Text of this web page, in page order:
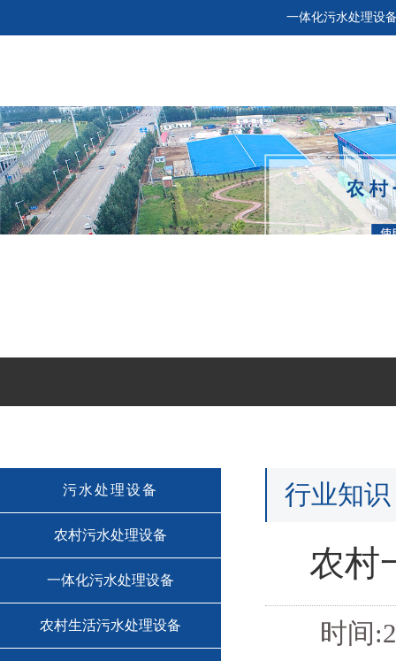
一体化污水处理设
污水处理设备
农村污水处理设备
一体化污水处理设备
农村生活污水处理设备
行业知识
农村
时间